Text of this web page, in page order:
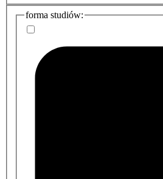
dodatkowe
informacje
forma studiów: